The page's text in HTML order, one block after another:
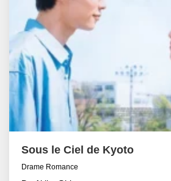
Sous le Ciel de Kyoto
Drame Romance